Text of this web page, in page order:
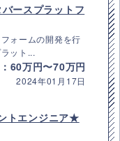
ースプラットフ
ォームの開発を行
ット...
60万円〜70万円
2024年01月17日
トエンジニア★